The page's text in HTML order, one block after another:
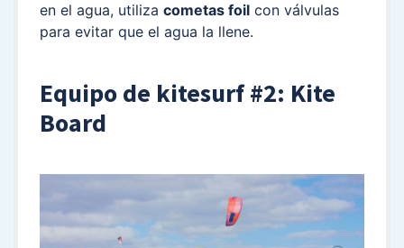
en el agua, utiliza cometas foil con válvulas
para evitar que el agua la llene.
Equipo de kitesurf #2: Kite
Board